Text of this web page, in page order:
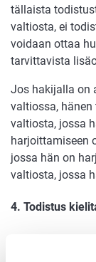
tällaista
valtiosta, ei
voidaan ottaa
tarvittavista
Jos hakijalla on
valtiossa,
valtiosta, jossa
harjoittamiseen
jossa hän on
valtiosta, jossa
4. Todistus